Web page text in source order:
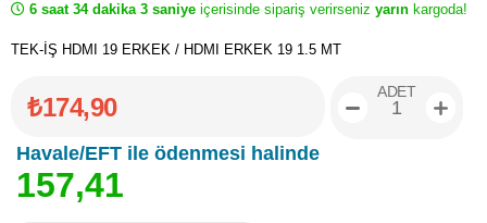
6 saat 34 dakika 3 saniye içerisinde sipariş verirseniz yarın kargoda!
TEK-İŞ HDMI 19 ERKEK / HDMI ERKEK 19 1.5 MT
₺174,90
Havale/EFT ile ödenmesi halinde
157,41
ADET